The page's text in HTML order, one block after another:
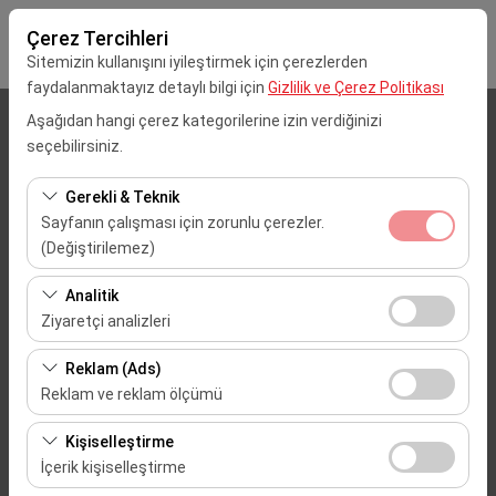
Çerez Tercihleri
Sitemizin kullanışını iyileştirmek için çerezlerden
faydalanmaktayız detaylı bilgi için Gizlilik ve Çerez Politikası
Aşağıdan hangi çerez kategorilerine izin verdiğinizi
seçebilirsiniz.
Gerekli & Teknik
Sayfanın çalışması için zorunlu çerezler.
(Değiştirilemez)
Bu çerezler sitenin doğru şekilde çalışması, güvenlik,
oturum yönetimi ve temel işlevler için gereklidir. Devre
dışı bırakılamaz.
Analitik
Ziyaretçi analizleri
Bu çerezler, sitemizin nasıl kullanıldığını (ziyaretçi sayısı,
en çok ziyaret edilen sayfalar, kullanıcı davranışları)
analiz etmemizi sağlar. Bu veriler, web sitesi
performansını ölçmek ve kullanıcı deneyimini sürekli
iyileştirmek için kullanılır.
Reklam (Ads)
Reklam ve reklam ölçümü
Bu çerezler, size ilgi alanlarınıza uygun kişiselleştirilmiş
reklamlar göstermemize ve reklam kampanyalarımızın
etkinliğini (gösterim sayısı, tıklama oranı) ölçmemize
Kişiselleştirme
İçerik kişiselleştirme
Alış Lokasyonu
Mersin Çukurova Uluslararası Havalimanı (Dış Hatlar)
Aracı farklı bir lokasyona bırakacağım
Alış Tarih & Saat
Bırakış Tarih & Saat